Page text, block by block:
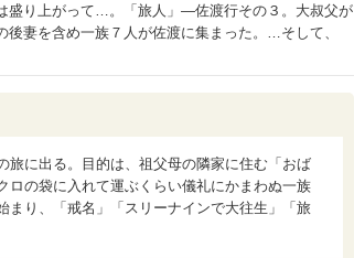
盛り上がって…。「旅人」―佐渡行その３。大叔父が
妻を含め一族７人が佐渡に集まった。…そして、
に出る。目的は、祖父母の隣家に住む「おば
ロの袋に入れて運ぶくらい儀礼にかまわぬ一族
り、「戒名」「スリーナインで大往生」「旅